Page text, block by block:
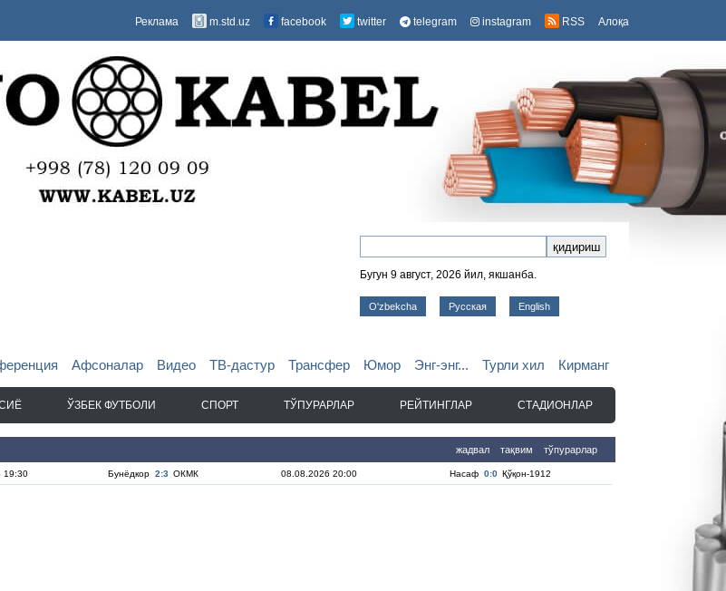
Реклама m.std.uz facebook twitter telegram instagram RSS Алоқа
Бугун 9 август, 2026 йил, якшанба.
O'zbekcha Русская English
Афсоналар Видео ТВ-дастур Трансфер Юмор Энг-энг... Турли хил Кирманг
ЎЗБЕК ФУТБОЛИ СПОРТ ТЎПУРАРЛАР РЕЙТИНГЛАР СТАДИОНЛАР
жадвал тақвим тўпурарлар
19:30 Бунёдкор 2:3 ОКМК 08.08.2026 20:00 Насаф 0:0 Қўқон-1912